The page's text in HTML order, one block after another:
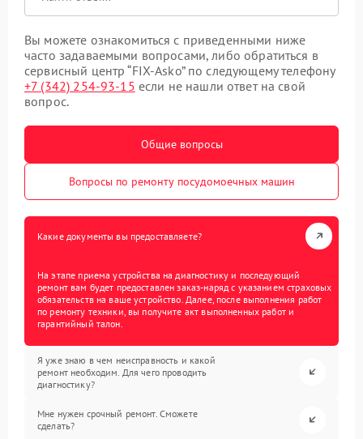
Вы можете ознакомиться с приведенными ниже
часто задаваемыми вопросами, либо обратиться в
сервисный центр “FIX-Asko” по следующему телефону
+7 (342) 254-93-15 если не нашли ответ на свой
вопрос.
Общие вопросы
Вопросы по ремонту посудомоечных машин
Какие документы вы предоставляете?
На этапе приема устройства на диагностику и последующий
ремонт вам будет предоставлен заказ-наряд с указанием страховых
обязательств на ваше устройство. Далее, после выполнения работ
по ремонту техники, вы получите акт выполненных работ и
гарантийный талон.
Я уже знаю в чем неисправность и какой
ремонт необходим. Для чего проводить
диагностику?
Мне нужен срочный ремонт. Сможете
сделать?